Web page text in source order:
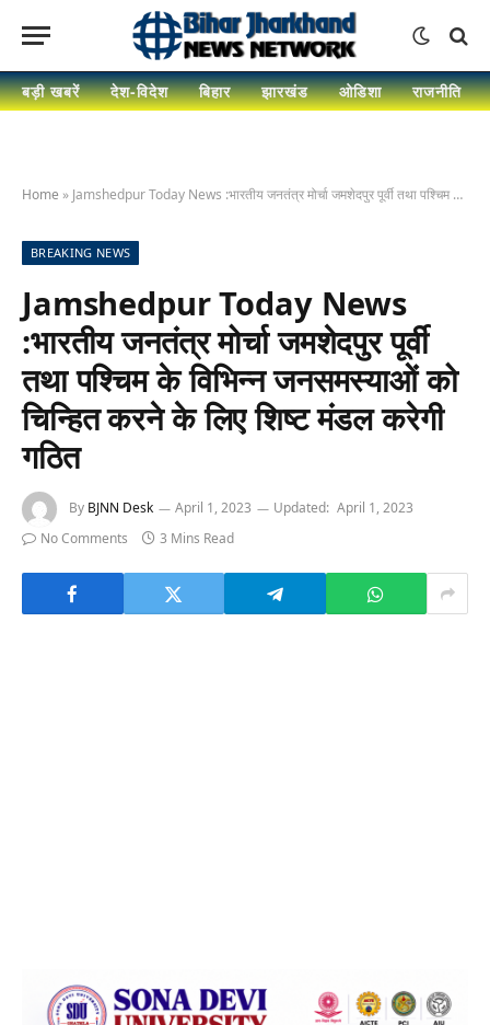
बड़ी खबरें देश-विदेश बिहार झारखंड ओडिशा राजनीति
Home » Jamshedpur Today News :भारतीय जनतंत्र मोर्चा जमशेदपुर पूर्वी तथा पश्चिम के विभिन्न जनसमस्याओं को चिन्हित करने के लिए शिष्ट मंडल करेगी गठित
BREAKING NEWS
Jamshedpur Today News
:भारतीय जनतंत्र मोर्चा जमशेदपुर पूर्वी
तथा पश्चिम के विभिन्न जनसमस्याओं को
चिन्हित करने के लिए शिष्ट मंडल करेगी
गठित
By BJNN Desk April 1, 2023 Updated: April 1, 2023
No Comments
3 Mins Read